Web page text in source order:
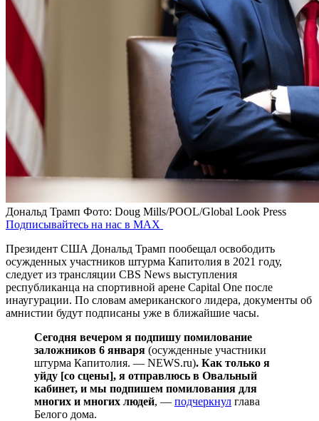
Дональд Трамп Фото: Doug Mills/POOL/Global Look Press
Подписывайтесь на нас в MAX
Президент США Дональд Трамп пообещал освободить
осужденных участников штурма Капитолия в 2021 году,
следует из трансляции CBS News выступления
республиканца на спортивной арене Capital One после
инаугурации. По словам американского лидера, документы об
амнистии будут подписаны уже в ближайшие часы.
Сегодня вечером я подпишу помилование
заложников 6 января (осужденные участники
штурма Капитолия. — NEWS.ru). Как только я
уйду [со сцены], я отправлюсь в Овальный
кабинет, и мы подпишем помилования для
многих и многих людей, — подчеркнул глава
Белого дома.